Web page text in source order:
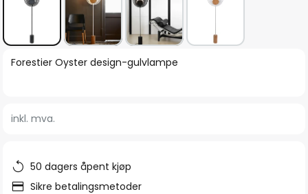
Gå
bildegalleri
Forestier Oyster design-gulvlampe
inkl. mva.
50 dagers åpent kjøp
Sikre betalingsmetoder